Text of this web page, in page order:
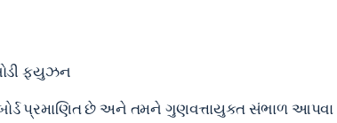
ફ્યુઝન
બોર્ડ પ્રમાણિત છે અને તમને ગુણવત્તાયુક્ત સંભાળ